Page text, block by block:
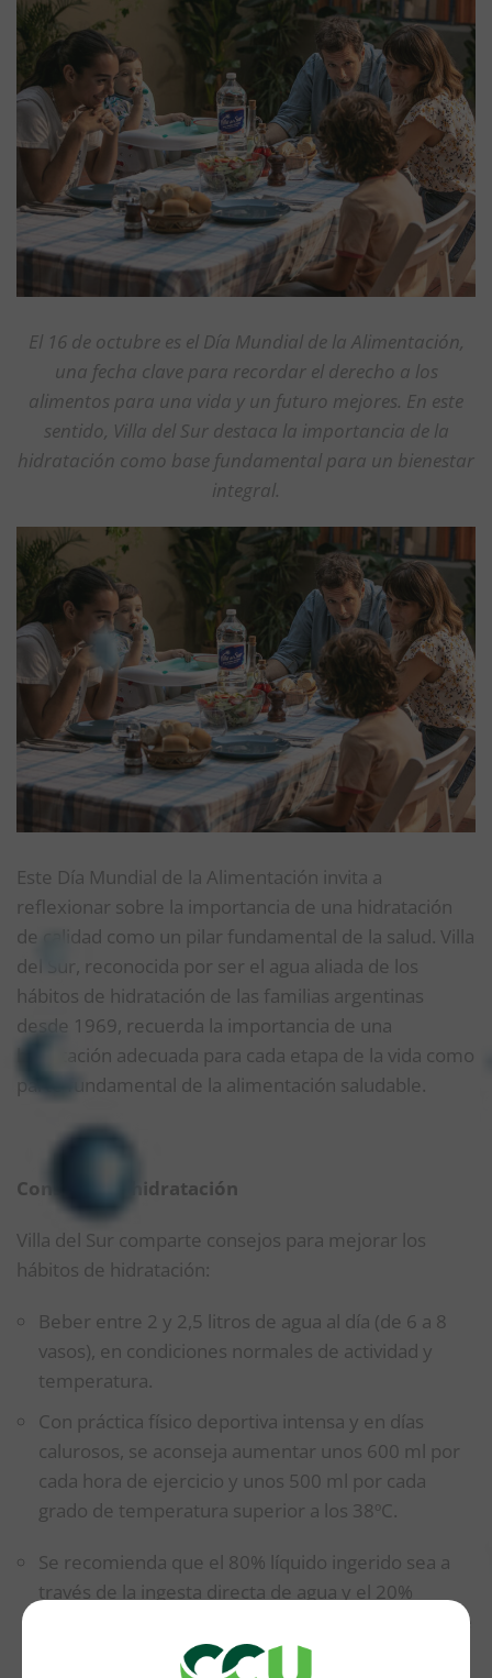
El 16 de octubre es el Día Mundial de la Alimentación,
una fecha clave para recordar el derecho a los
alimentos para una vida y un futuro mejores. En este
sentido, Villa del Sur destaca la importancia de la
hidratación como base fundamental para un bienestar
integral.
Este Día Mundial de la Alimentación invita a
reflexionar sobre la importancia de una hidratación
de calidad como un pilar fundamental de la salud. Villa
del Sur, reconocida por ser el agua aliada de los
hábitos de hidratación de las familias argentinas
desde 1969, recuerda la importancia de una
hidratación adecuada para cada etapa de la vida como
parte fundamental de la alimentación saludable.
Consejos de hidratación
Villa del Sur comparte consejos para mejorar los
hábitos de hidratación:
Beber entre 2 y 2,5 litros de agua al día (de 6 a 8
vasos), en condiciones normales de actividad y
temperatura.
Con práctica físico deportiva intensa y en días
calurosos, se aconseja aumentar unos 600 ml por
cada hora de ejercicio y unos 500 ml por cada
grado de temperatura superior a los 38ºC.
Se recomienda que el 80% líquido ingerido sea a
través de la ingesta directa de agua y el 20%
restante a través de alimentos con gran porcentaje